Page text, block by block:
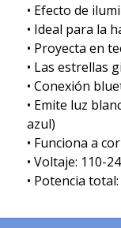
• Efecto de
• Ideal para la
• Proyecta en
• Las estrellas
• Conexión
• Emite luz
azul)
• Funciona a
• Voltaje: 110-
• Potencia